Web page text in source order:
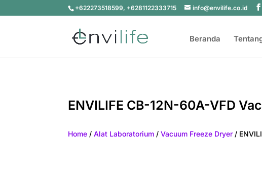
+622273518599, +6281122333715 info@envilife.co.id
Beranda
ENVILIFE CB-12N-60A-VFD
Home /Alat Laboratorium /Vacuum Freeze Dryer /